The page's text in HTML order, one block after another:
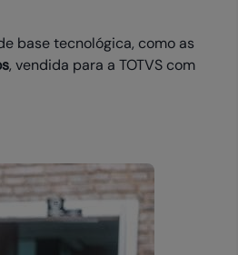
base tecnológica, como as
, vendida para a TOTVS com